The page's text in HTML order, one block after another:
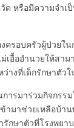
ด หรือมีความจำ
ครอบครัวผู้ป่วยใ
เอื้ออำนวยให้สา
างที่เด็กรักษาตัว
ารมาร่วมกิจกรร
ามาช่วยเหลือบ้า
กษาตัวที่โรงพยา